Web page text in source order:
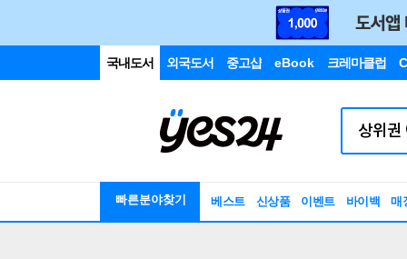
국내도서 외국도서 중고샵 eBook 크레마클럽
빠른분야찾기 베스트 신상품 이벤트 바이백 매